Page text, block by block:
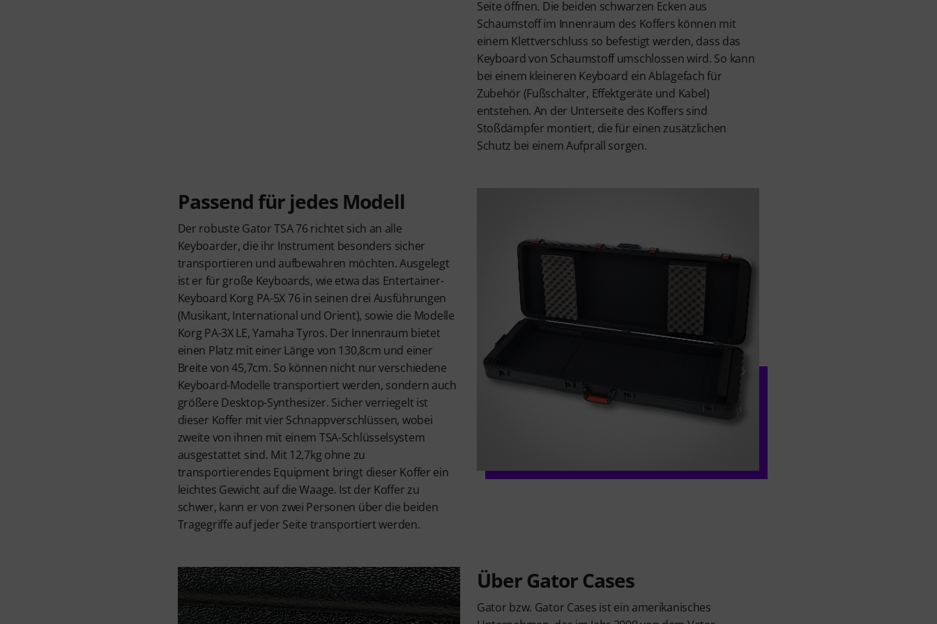
Seite öffnen. Die beiden schwarzen Ecken aus
Schaumstoff im Innenraum des Koffers können mit
einem Klettverschluss so befestigt werden, dass das
Keyboard von Schaumstoff umschlossen wird. So kann
bei einem kleineren Keyboard ein Ablagefach für
Zubehör (Fußschalter, Effektgeräte und Kabel)
entstehen. An der Unterseite des Koffers sind
Stoßdämpfer montiert, die für einen zusätzlichen
Schutz bei einem Aufprall sorgen.
Passend für jedes Modell
Der robuste Gator TSA 76 richtet sich an alle
Keyboarder, die ihr Instrument besonders sicher
transportieren und aufbewahren möchten. Ausgelegt
ist er für große Keyboards, wie etwa das Entertainer-
Keyboard Korg PA-5X 76 in seinen drei Ausführungen
(Musikant, International und Orient), sowie die Modelle
Korg PA-3X LE, Yamaha Tyros. Der Innenraum bietet
einen Platz mit einer Länge von 130,8cm und einer
Breite von 45,7cm. So können nicht nur verschiedene
Keyboard-Modelle transportiert werden, sondern auch
größere Desktop-Synthesizer. Sicher verriegelt ist
dieser Koffer mit vier Schnappverschlüssen, wobei
zweite von ihnen mit einem TSA-Schlüsselsystem
ausgestattet sind. Mit 12,7kg ohne zu
transportierendes Equipment bringt dieser Koffer ein
leichtes Gewicht auf die Waage. Ist der Koffer zu
schwer, kann er von zwei Personen über die beiden
Tragegriffe auf jeder Seite transportiert werden.
Über Gator Cases
Gator bzw. Gator Cases ist ein amerikanisches